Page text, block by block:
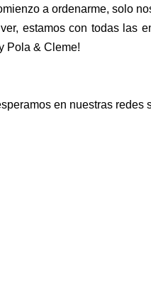
a ordenarme, solo
estamos con todas las
Pola & Cleme!
en nuestras redes